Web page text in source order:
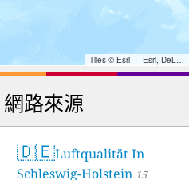
Tiles © Esri — Esri, DeLorme, NAVTEQ, TomTom, Intermap, iPC, USGS, FAO, NPS, NRCAN, GeoBase, Kadaster NL, Ordnance Survey, Esri Japan, METI, Esri China (Hong Kong), and the GIS User Community
路來源
🇩🇪Luftqualität In
Schleswig-Holstein 15